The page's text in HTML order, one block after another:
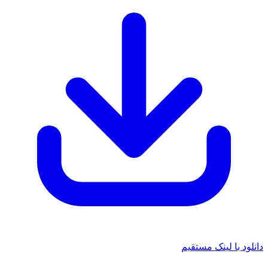
دانلود با لینک مستقیم